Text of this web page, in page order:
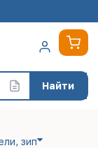
Найти
зип